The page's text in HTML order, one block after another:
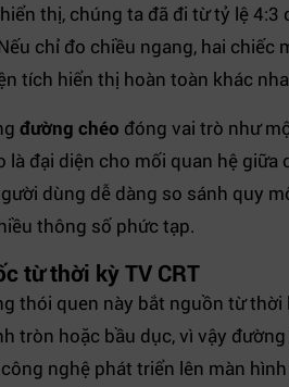
thị, chúng ta đã đi từ tỷ lệ
chỉ đo chiều ngang, hai
tích hiển thị hoàn toàn khác
đường chéo đóng vai trò như
là đại diện cho mối quan hệ
dùng dễ dàng so sánh quy
thông số phức tạp.
từ thời kỳ TV CRT
thói quen này bắt nguồn từ
tròn hoặc bầu dục, vì vậy
nghệ phát triển lên màn